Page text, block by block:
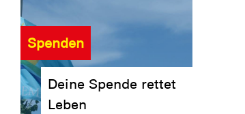
Spenden
Deine Spende rettet
Leben